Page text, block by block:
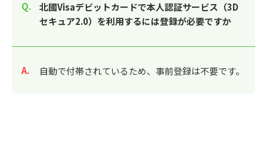
北國Visaデビットカードで本人認証サービス（3D
セキュア2.0）を利用するには登録が必要ですか
回答
自動で付帯されているため、事前登録は不要です。